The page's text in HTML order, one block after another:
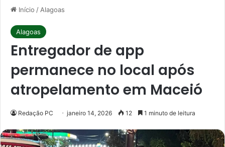
Início / Alagoas
Alagoas
Entregador de app
permanece no local após
atropelamento em Maceió
Redação PC janeiro 14, 2026 12 1 minuto de leitura